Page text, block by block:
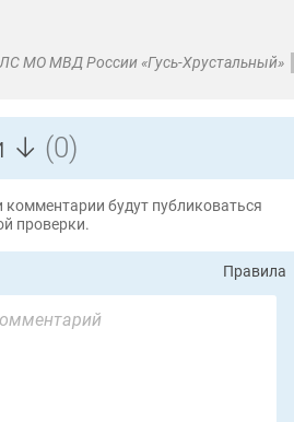
МО МВД России «Гусь-Хрустальный»
↓ (0)
комментарии будут публиковаться
проверки.
Правила